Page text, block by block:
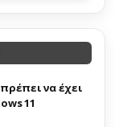
να έχει
11